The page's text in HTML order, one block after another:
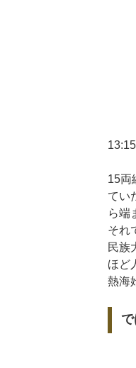
15両
てい
ら端
それ
民族
ほど
熱海